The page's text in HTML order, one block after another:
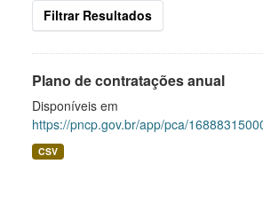
Filtrar Resultados
Plano de contratações anual
Disponíveis em
https://pncp.gov.br/app/pca/
CSV